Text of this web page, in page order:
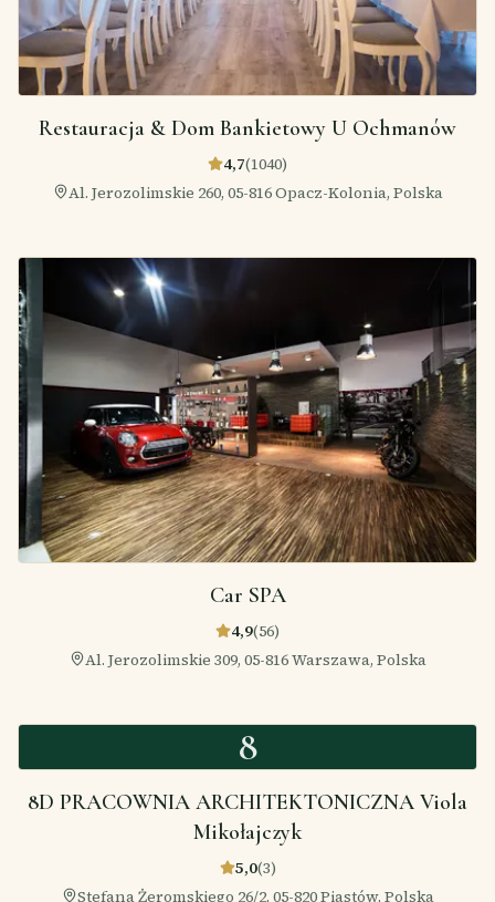
Restauracja & Dom Bankietowy U Ochmanów
4,7(1040)
Al. Jerozolimskie 260, 05-816 Opacz-Kolonia, Polska
Car SPA
4,9(56)
Al. Jerozolimskie 309, 05-816 Warszawa, Polska
8
8D PRACOWNIA ARCHITEKTONICZNA Viola
Mikołajczyk
5,0(3)
Stefana Żeromskiego 26/2, 05-820 Piastów, Polska